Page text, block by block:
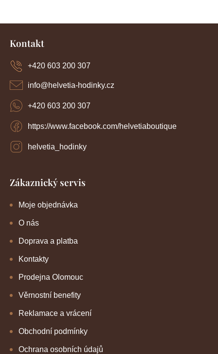
a
k
i
Z
Kontakt
info@helvetia-hodinky.cz
+420 603 200 307
https://www.facebook.com/helvetiaboutique
helvetia_hodinky
+420 603 200 307
Zákaznický servis
Moje objednávka
O nás
Doprava a platba
Kontakty
Prodejna Olomouc
Věrnostní benefity
Reklamace a vrácení
Obchodní podmínky
Ochrana osobních údajů